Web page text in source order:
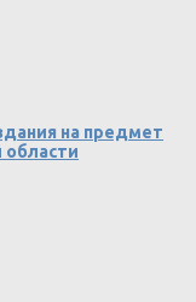
на предмет
области